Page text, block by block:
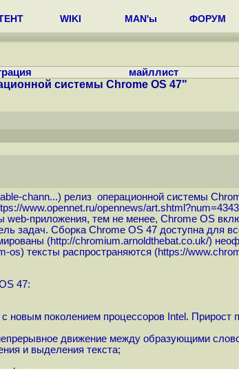
WIKI MAN'ы ФОРУМ
майллист
системы Chrome OS 47"
chann...) релиз операционной системы
www.opennet.ru/opennews/
web-приложения, тем не менее, Chrome OS
задач. Сборка Chrome OS 47 доступна для
(http://chromium.arnoldthebat.co.uk/)
os) тексты распространяются (https://
47:
поколением процессоров Intel. Прирост
движение между образующими
и выделения текста;